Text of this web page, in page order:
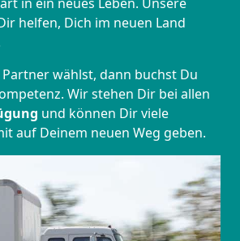
helfen, Dich im neuen Land
wählst, dann buchst Du
Wir stehen Dir bei allen
und können Dir viele
auf Deinem neuen Weg geben.